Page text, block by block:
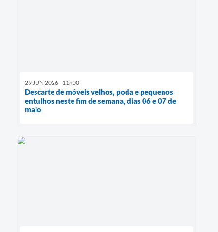
29 JUN 2026 - 11h00
Descarte de móveis velhos, poda e pequenos
entulhos neste fim de semana, dias 06 e 07 de
maio